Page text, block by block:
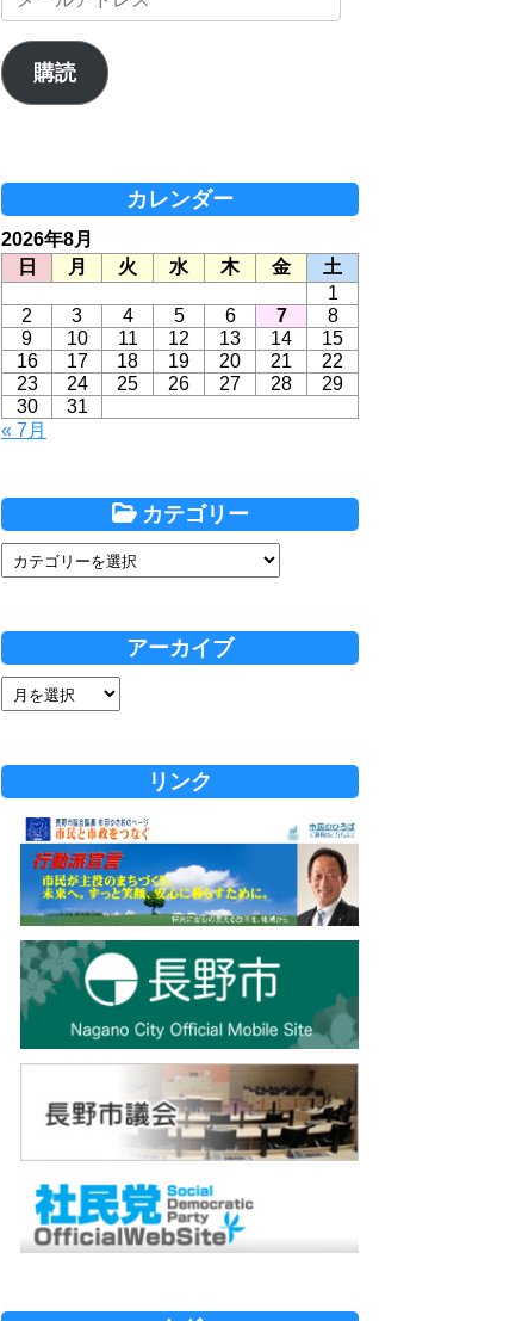
ー
ア
ド
購読
カレンダー
2026年8月
日
月 火 水 木 金
土
1
2
3 4 5 6 7
8
9
10 11 12 13 14
15
16
17 18 19 20 21
22
23
24 25 26 27 28
29
30
31
« 7月
カテゴリー
アーカイブ
リンク